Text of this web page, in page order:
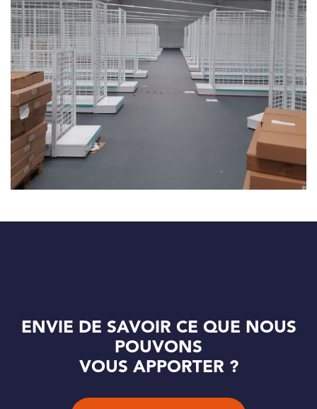
ENVIE DE SAVOIR CE QUE NOUS
POUVONS
VOUS APPORTER ?